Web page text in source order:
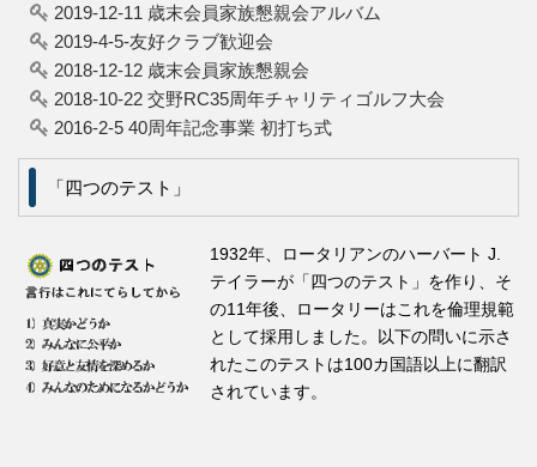
2019-12-11 歳末会員家族懇親会アルバム
2019-4-5-友好クラブ歓迎会
2018-12-12 歳末会員家族懇親会
2018-10-22 交野RC35周年チャリティゴルフ大会
2016-2-5 40周年記念事業 初打ち式
「四つのテスト」
1932年、ロータリアンのハーバート J.
テイラーが「四つのテスト」を作り、そ
の11年後、ロータリーはこれを倫理規範
として採用しました。以下の問いに示さ
れたこのテストは100カ国語以上に翻訳
されています。